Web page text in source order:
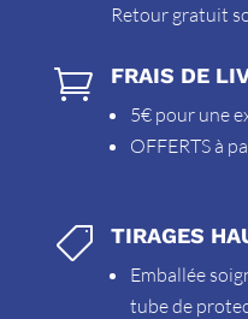
Retour gratuit
 FRAIS DE
5€ pour une
OFFERTS à
 TIRAGES
Emballée
tube de